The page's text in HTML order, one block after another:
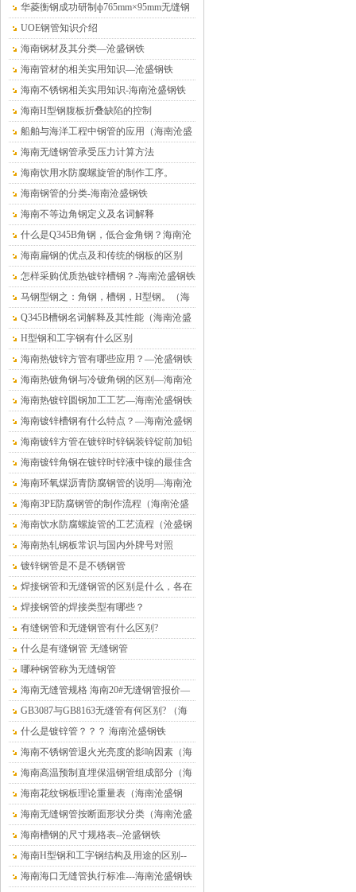
钢铁）
华菱衡钢成功研制ф765mm×95mm无缝钢
管（海南沧盛）
UOE钢管知识介绍
海南钢材及其分类—沧盛钢铁
海南管材的相关实用知识—沧盛钢铁
海南不锈钢相关实用知识-海南沧盛钢铁
海南H型钢腹板折叠缺陷的控制
船舶与海洋工程中钢管的应用（海南沧盛
钢铁）
海南无缝钢管承受压力计算方法
海南饮用水防腐螺旋管的制作工序。
海南钢管的分类-海南沧盛钢铁
海南不等边角钢定义及名词解释
什么是Q345B角钢，低合金角钢？海南沧
盛钢铁
海南扁钢的优点及和传统的钢板的区别
怎样采购优质热镀锌槽钢？-海南沧盛钢铁
马钢型钢之：角钢，槽钢，H型钢。（海
南沧盛钢铁）
Q345B槽钢名词解释及其性能（海南沧盛
钢铁）
H型钢和工字钢有什么区别
海南热镀锌方管有哪些应用？—沧盛钢铁
海南热镀角钢与冷镀角钢的区别—海南沧
盛钢铁
海南热镀锌圆钢加工工艺—海南沧盛钢铁
海南镀锌槽钢有什么特点？—海南沧盛钢
铁
海南镀锌方管在镀锌时锌锅装锌锭前加铅
的危害—海南沧盛钢铁
海南镀锌角钢在镀锌时锌液中镍的最佳含
量值—沧盛钢铁
海南环氧煤沥青防腐钢管的说明—海南沧
盛钢铁
海南3PE防腐钢管的制作流程（海南沧盛
钢铁）
海南饮水防腐螺旋管的工艺流程（沧盛钢
铁）
海南热轧钢板常识与国内外牌号对照
镀锌钢管是不是不锈钢管
焊接钢管和无缝钢管的区别是什么，各在
什么情况下使用？
焊接钢管的焊接类型有哪些？
有缝钢管和无缝钢管有什么区别?
什么是有缝钢管 无缝钢管
哪种钢管称为无缝钢管
海南无缝管规格 海南20#无缝钢管报价—
海南沧盛钢材
GB3087与GB8163无缝管有何区别? （海
南沧盛钢铁）
什么是镀锌管？？？ 海南沧盛钢铁
海南不锈钢管退火光亮度的影响因素（海
南沧盛钢铁）
海南高温预制直埋保温钢管组成部分（海
南沧盛钢铁）
海南花纹钢板理论重量表（海南沧盛钢
铁）
海南无缝钢管按断面形状分类（海南沧盛
钢铁）
海南槽钢的尺寸规格表--沧盛钢铁
海南H型钢和工字钢结构及用途的区别--
沧盛钢铁
海南海口无缝管执行标准---海南沧盛钢铁